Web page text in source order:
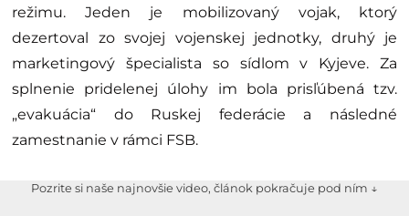
režimu. Jeden je mobilizovaný vojak, ktorý
dezertoval zo svojej vojenskej jednotky, druhý je
marketingový špecialista so sídlom v Kyjeve. Za
splnenie pridelenej úlohy im bola prisľúbená tzv.
„evakuácia“ do Ruskej federácie a následné
zamestnanie v rámci FSB.
Pozrite si naše najnovšie video, článok pokračuje pod ním ↓